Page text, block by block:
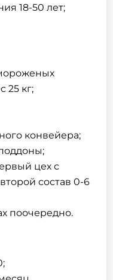
18-50 лет;
25 кг;
конвейера;
цех с
состав 0-6
поочередно.